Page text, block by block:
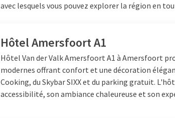
avec lesquels vous pouvez explorer la région en
Hôtel Amersfoort A1
Hôtel Van der Valk Amersfoort A1 à Amersfoort
modernes offrant confort et une décoration
Cooking, du Skybar SIXX et du parking gratuit.
accessibilité, son ambiance chaleureuse et son